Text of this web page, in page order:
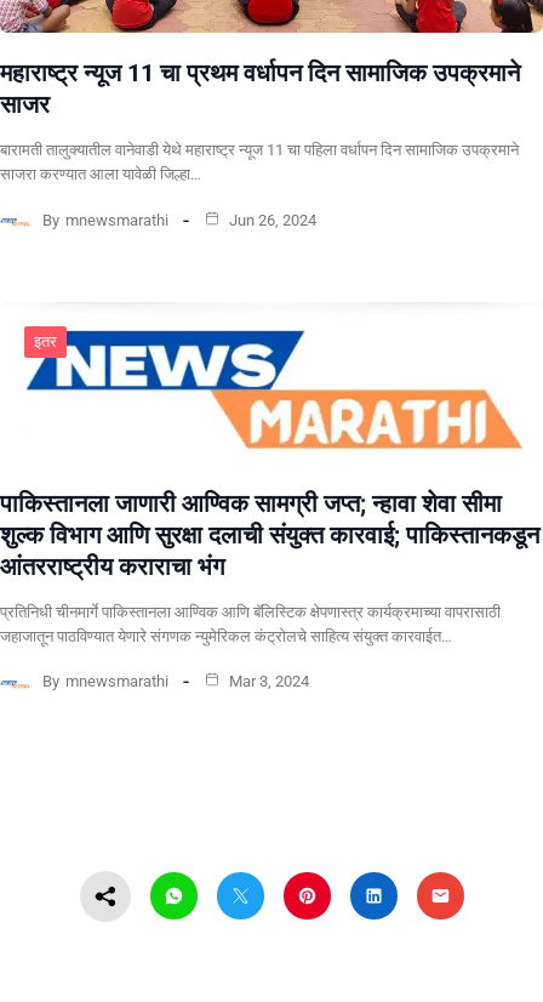
महाराष्ट्र न्यूज 11 चा प्रथम वर्धापन दिन सामाजिक उपक्रमाने
साजर
बारामती तालुक्यातील वानेवाडी येथे महाराष्ट्र न्यूज 11 चा पहिला वर्धापन दिन सामाजिक उपक्रमाने
साजरा करण्यात आला यावेळी जिल्हा…
By mnewsmarathi Jun 26, 2024
इतर
पाकिस्तानला जाणारी आण्विक सामग्री जप्त; न्हावा शेवा सीमा
शुल्क विभाग आणि सुरक्षा दलाची संयुक्त कारवाई; पाकिस्तानकडून
आंतरराष्ट्रीय कराराचा भंग
प्रतिनिधी चीनमार्गे पाकिस्तानला आण्विक आणि बॅलिस्टिक क्षेपणास्त्र कार्यक्रमाच्या वापरासाठी
जहाजातून पाठविण्यात येणारे संगणक न्युमेरिकल कंट्रोलचे साहित्य संयुक्त कारवाईत…
By mnewsmarathi Mar 3, 2024